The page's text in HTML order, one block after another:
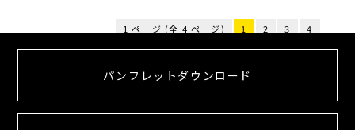
1 ページ (全 4 ページ) 1 2 3 4
パンフレットダウンロード